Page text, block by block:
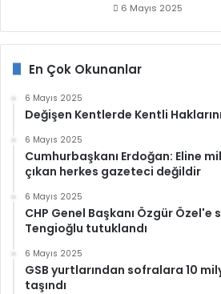
6 Mayıs 2025
En Çok Okunanlar
6 Mayıs 2025
Değişen Kentlerde Kentli
6 Mayıs 2025
Cumhurbaşkanı Erdoğan: Eline
çıkan herkes gazeteci değildir
6 Mayıs 2025
CHP Genel Başkanı Özgür Özel'e
Tengioğlu tutuklandı
6 Mayıs 2025
GSB yurtlarından sofralara 10
taşındı